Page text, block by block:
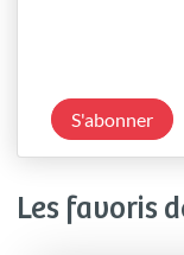
S'abonner
Les favoris